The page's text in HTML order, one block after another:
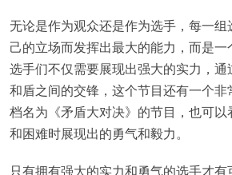
无论是作为观众还是作为选手，每一组
己的立场而发挥出最大的能力，而是一
选手们不仅需要展现出强大的实力，
和盾之间的交锋，这个节目还有一个
档名为《矛盾大对决》的节目，也可
和困难时展现出的勇气和毅力。
只有拥有强大的实力和勇气的选手才